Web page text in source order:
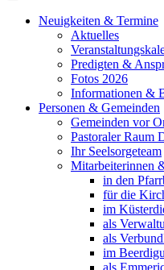
Neuigkeiten & Termine
Aktuelles
Predigten &
Fotos 2026
Informationen &
Personen & Gemeinden
Gemeinden vor
Pastoraler Raum
Ihr Seelsorgeteam
Mitarbeiterinnen
in den
für die
im
als
als
im
als